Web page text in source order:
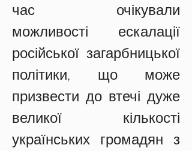
час очікували
можливості ескалації
російської загарбницької
політики, що може
призвести до втечі дуже
великої кількості
українських громадян з